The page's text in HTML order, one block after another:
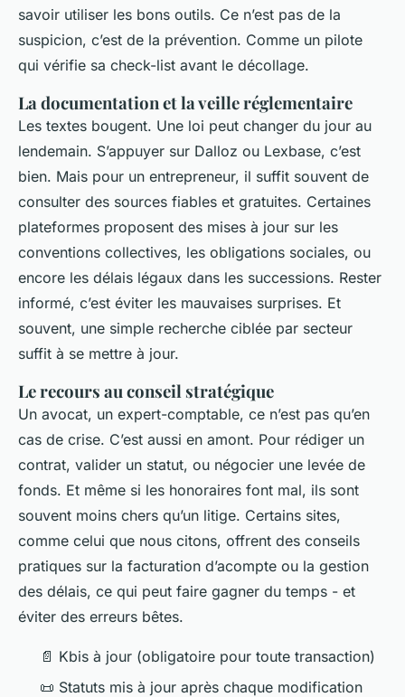
savoir utiliser les bons outils. Ce n’est pas de la
suspicion, c’est de la prévention. Comme un pilote
qui vérifie sa check-list avant le décollage.
La documentation et la veille réglementaire
Les textes bougent. Une loi peut changer du jour au
lendemain. S’appuyer sur Dalloz ou Lexbase, c’est
bien. Mais pour un entrepreneur, il suffit souvent de
consulter des sources fiables et gratuites. Certaines
plateformes proposent des mises à jour sur les
conventions collectives, les obligations sociales, ou
encore les délais légaux dans les successions. Rester
informé, c’est éviter les mauvaises surprises. Et
souvent, une simple recherche ciblée par secteur
suffit à se mettre à jour.
Le recours au conseil stratégique
Un avocat, un expert-comptable, ce n’est pas qu’en
cas de crise. C’est aussi en amont. Pour rédiger un
contrat, valider un statut, ou négocier une levée de
fonds. Et même si les honoraires font mal, ils sont
souvent moins chers qu’un litige. Certains sites,
comme celui que nous citons, offrent des conseils
pratiques sur la facturation d’acompte ou la gestion
des délais, ce qui peut faire gagner du temps - et
éviter des erreurs bêtes.
📄 Kbis à jour (obligatoire pour toute transaction)
📜 Statuts mis à jour après chaque modification